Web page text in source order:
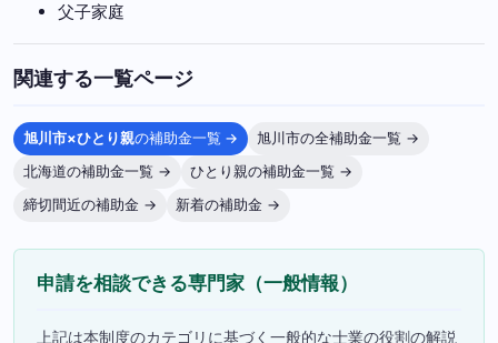
父子家庭
関連する一覧ページ
旭川市×ひとり親の補助金一覧 →
旭川市の全補助金一覧 →
北海道の補助金一覧 →
ひとり親の補助金一覧 →
締切間近の補助金 →
新着の補助金 →
申請を相談できる専門家（一般情報）
上記は本制度のカテゴリに基づく一般的な士業の役割の解説